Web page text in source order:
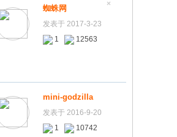
蜘蛛网
发表于 2017-3-23
1
12563
mini-godzilla
发表于 2016-9-20
1
10742